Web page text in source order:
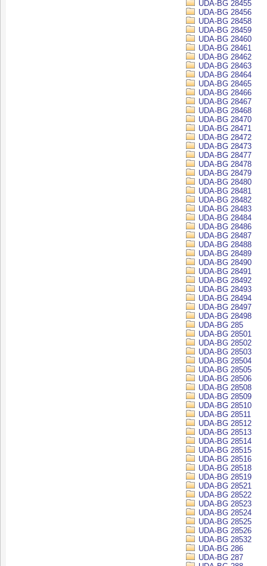
UDA-BG 28455
UDA-BG 28456
UDA-BG 28458
UDA-BG 28459
UDA-BG 28460
UDA-BG 28461
UDA-BG 28462
UDA-BG 28463
UDA-BG 28464
UDA-BG 28465
UDA-BG 28466
UDA-BG 28467
UDA-BG 28468
UDA-BG 28470
UDA-BG 28471
UDA-BG 28472
UDA-BG 28473
UDA-BG 28477
UDA-BG 28478
UDA-BG 28479
UDA-BG 28480
UDA-BG 28481
UDA-BG 28482
UDA-BG 28483
UDA-BG 28484
UDA-BG 28486
UDA-BG 28487
UDA-BG 28488
UDA-BG 28489
UDA-BG 28490
UDA-BG 28491
UDA-BG 28492
UDA-BG 28493
UDA-BG 28494
UDA-BG 28497
UDA-BG 28498
UDA-BG 285
UDA-BG 28501
UDA-BG 28502
UDA-BG 28503
UDA-BG 28504
UDA-BG 28505
UDA-BG 28506
UDA-BG 28508
UDA-BG 28509
UDA-BG 28510
UDA-BG 28511
UDA-BG 28512
UDA-BG 28513
UDA-BG 28514
UDA-BG 28515
UDA-BG 28516
UDA-BG 28518
UDA-BG 28519
UDA-BG 28521
UDA-BG 28522
UDA-BG 28523
UDA-BG 28524
UDA-BG 28525
UDA-BG 28526
UDA-BG 28532
UDA-BG 286
UDA-BG 287